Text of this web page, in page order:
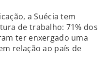
a Suécia tem
de trabalho: 71% dos
ter enxergado uma
relação ao país de